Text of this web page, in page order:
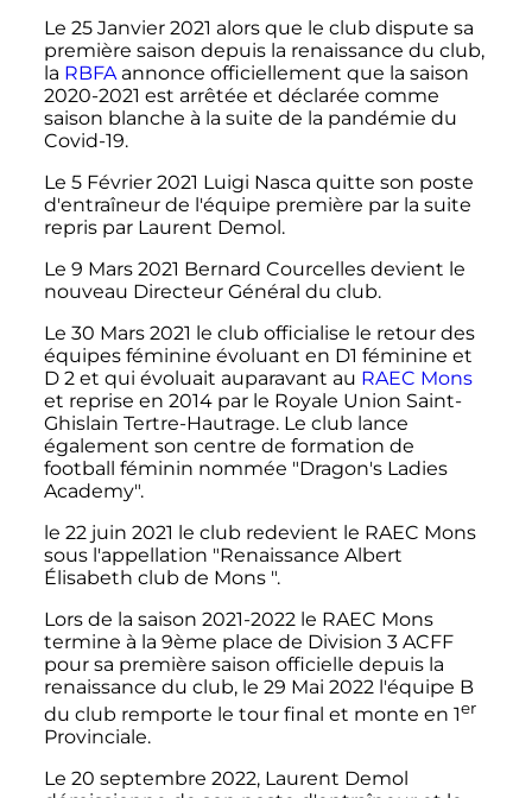
Le 25 Janvier 2021 alors que le club dispute sa
première saison depuis la renaissance du club,
la RBFAannonce officiellement que la saison
2020-2021 est arrêtée et déclarée comme
saison blanche à la suite de la pandémie du
Covid-19.
Le 5 Février 2021 Luigi Nasca quitte son poste
d'entraîneur de l'équipe première par la suite
repris par Laurent Demol.
Le 9 Mars 2021 Bernard Courcelles devient le
nouveau Directeur Général du club.
Le 30 Mars 2021 le club officialise le retour des
équipes féminine évoluant en D1 féminine et
D 2 et qui évoluait auparavant au RAEC Mons
et reprise en 2014 par le Royale Union Saint-
Ghislain Tertre-Hautrage. Le club lance
également son centre de formation de
football féminin nommée "Dragon's Ladies
Academy".
le 22 juin 2021 le club redevient le RAEC Mons
sous l'appellation "Renaissance Albert
Élisabeth club de Mons ".
Lors de la saison 2021-2022 le RAEC Mons
termine à la 9ème place de Division 3 ACFF
pour sa première saison officielle depuis la
renaissance du club, le 29 Mai 2022 l'équipe B
du club remporte le tour final et monte en 1er
Provinciale.
Le 20 septembre 2022, Laurent Demol